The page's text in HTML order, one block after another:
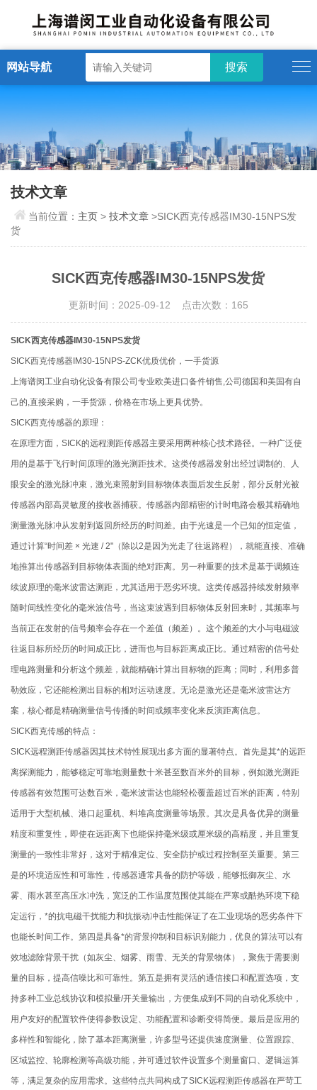
网站导航
技术文章
当前位置： 主页 >技术文章 >SICK西克传感器IM30-15NPS发
货
SICK西克传感器IM30-15NPS发货
更新时间：2025-09-12 点击次数：165
SICK西克传感器IM30-15NPS发货
SICK西克传感器IM30-15NPS-ZCK优质优价，一手货源
上海谱闵工业自动化设备有限公司专业欧美进口备件销售,公司德国和美国有自
己的,直接采购，一手货源，价格在市场上更具优势。
SICK西克传感器的原理：
在原理方面，SICK的远程测距传感器主要采用两种核心技术路径。一种广泛使
用的是基于飞行时间原理的激光测距技术。这类传感器发射出经过调制的、人
眼安全的激光脉冲束，激光束照射到目标物体表面后发生反射，部分反射光被
传感器内部高灵敏度的接收器捕获。传感器内部精密的计时电路会极其精确地
测量激光脉冲从发射到返回所经历的时间差。由于光速是一个已知的恒定值，
通过计算“时间差 × 光速 / 2"（除以2是因为光走了往返路程），就能直接、准确
地推算出传感器到目标物体表面的绝对距离。另一种重要的技术是基于调频连
续波原理的毫米波雷达测距，尤其适用于恶劣环境。这类传感器持续发射频率
随时间线性变化的毫米波信号，当这束波遇到目标物体反射回来时，其频率与
当前正在发射的信号频率会存在一个差值（频差）。这个频差的大小与电磁波
往返目标所经历的时间成正比，进而也与目标距离成正比。通过精密的信号处
理电路测量和分析这个频差，就能精确计算出目标物的距离；同时，利用多普
勒效应，它还能检测出目标的相对运动速度。无论是激光还是毫米波雷达方
案，核心都是精确测量信号传播的时间或频率变化来反演距离信息。
SICK西克传感的特点：
SICK远程测距传感器因其技术特性展现出多方面的显著特点。首先是其*的远距
离探测能力，能够稳定可靠地测量数十米甚至数百米外的目标，例如激光测距
传感器有效范围可达数百米，毫米波雷达也能轻松覆盖超过百米的距离，特别
适用于大型机械、港口起重机、料堆高度测量等场景。其次是具备优异的测量
精度和重复性，即使在远距离下也能保持毫米级或厘米级的高精度，并且重复
测量的一致性非常好，这对于精准定位、安全防护或过程控制至关重要。第三
是的环境适应性和可靠性，传感器通常具备的防护等级，能够抵御灰尘、水
雾、雨水甚至高压水冲洗，宽泛的工作温度范围使其能在严寒或酷热环境下稳
定运行，*的抗电磁干扰能力和抗振动冲击性能保证了在工业现场的恶劣条件下
也能长时间工作。第四是具备*的背景抑制和目标识别能力，优良的算法可以有
效地滤除背景干扰（如灰尘、烟雾、雨雪、无关的背景物体），聚焦于需要测
量的目标，提高信噪比和可靠性。第五是拥有灵活的通信接口和配置选项，支
持多种工业总线协议和模拟量/开关量输出，方便集成到不同的自动化系统中，
用户友好的配置软件使得参数设定、功能配置和诊断变得简便。最后是应用的
多样性和智能化，除了基本距离测量，许多型号还提供速度测量、位置跟踪、
区域监控、轮廓检测等高级功能，并可通过软件设置多个测量窗口、逻辑运算
等，满足复杂的应用需求。这些特点共同构成了SICK远程测距传感器在严苛工